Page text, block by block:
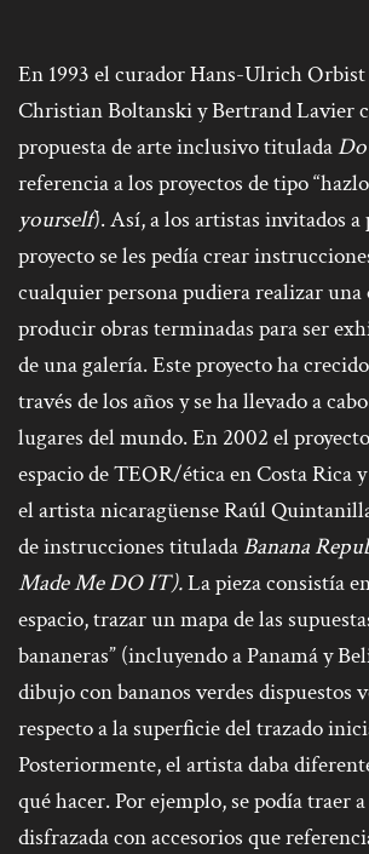
En 1993 el curador Hans-Ulrich Orbist
Christian Boltanski y Bertrand Lavier
propuesta de arte inclusivo titulada
referencia a los proyectos de tipo
yourself). Así, a los artistas invitados
proyecto se les pedía crear
cualquier persona pudiera realizar una
producir obras terminadas para ser
de una galería. Este proyecto ha
través de los años y se ha llevado a
lugares del mundo. En 2002 el
espacio de TEOR/ética en Costa Rica
el artista nicaragüense Raúl
de instrucciones tituladaBanana
Made Me DO IT).La pieza consistía
espacio, trazar un mapa de las
bananeras” (incluyendo a Panamá y
dibujo con bananos verdes dispuestos
respecto a la superficie del trazado
Posteriormente, el artista daba
qué hacer. Por ejemplo, se podía traer
disfrazada con accesorios que